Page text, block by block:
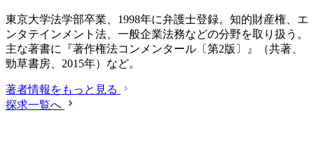
東京大学法学部卒業、1998年に弁護士登録。知的財産権、エ
ンタテインメント法、一般企業法務などの分野を取り扱う。
主な著書に『著作権法コンメンタール〔第2版〕』（共著、
勁草書房、2015年）など。
著者情報をもっと見る
探求一覧へ